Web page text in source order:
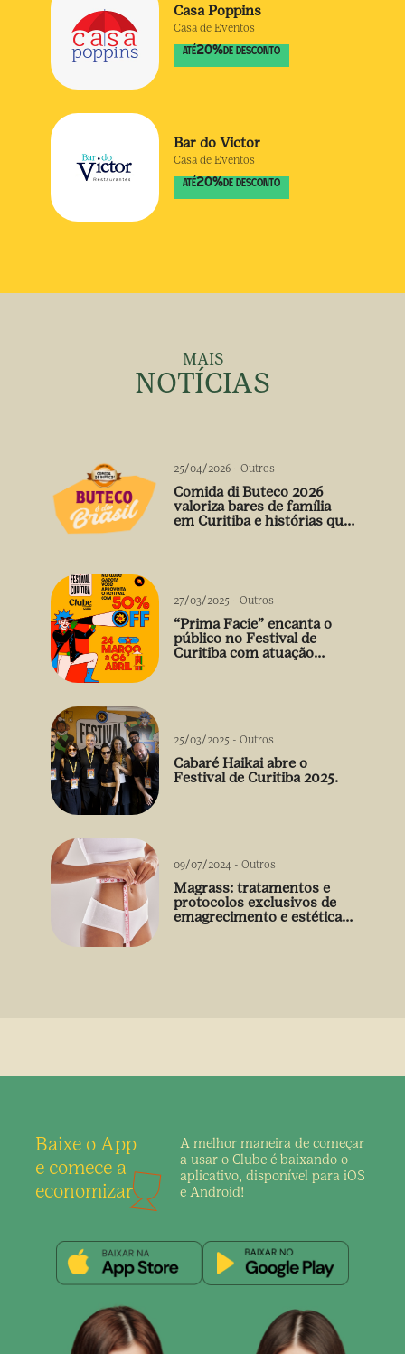
Casa Poppins
Casa de Eventos
ATÉ20% DE DESCONTO
Bar do Victor
Casa de Eventos
ATÉ20% DE DESCONTO
MAIS
NOTÍCIAS
25/04/2026 - Outros
Comida di Buteco 2026
valoriza bares de família
em Curitiba e histórias que
27/03/2025 - Outros
“Prima Facie” encanta o
público no Festival de
Curitiba com atuação
25/03/2025 - Outros
Cabaré Haikai abre o
Festival de Curitiba 2025.
09/07/2024 - Outros
Magrass: tratamentos e
protocolos exclusivos de
emagrecimento e estética
Baixe o App
e comece a
economizar
A melhor maneira de começar
a usar o Clube é baixando o
aplicativo, disponível para iOS
e Android!